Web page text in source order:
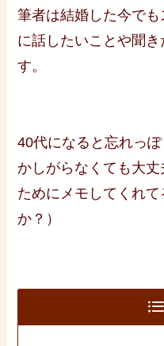
筆者は結婚した今で
に話したいことや聞
す。
40代になると忘れっ
かしがらなくても大
ためにメモしてくれ
か？）